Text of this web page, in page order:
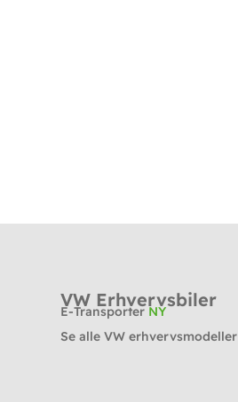
VW Erhvervsbiler
E-TransporterNY
Se alle VW erhvervsmodeller